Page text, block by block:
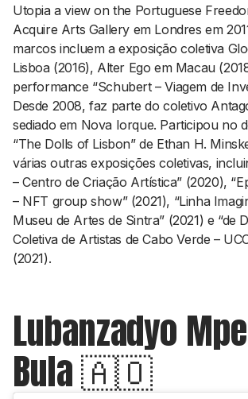
Utopia a view on the Portuguese
Acquire Arts Gallery em Londres em
marcos incluem a exposição coletiva
Lisboa (2016), Alter Ego em Macau
performance “Schubert – Viagem de
Desde 2008, faz parte do coletivo
sediado em Nova Iorque. Participou no
“The Dolls of Lisbon” de Ethan H.
várias outras exposições coletivas,
– Centro de Criação Artística” (2020),
– NFT group show” (2021), “Linha
Museu de Artes de Sintra” (2021) e “de
Coletiva de Artistas de Cabo Verde –
(2021).
Lubanzadyo
Bula 🇦🇴